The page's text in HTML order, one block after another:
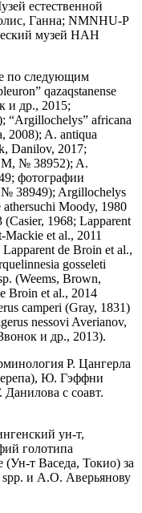
естественной
Ганна; NMNHU-P
музей НАН
по следующим
qazaqstanense
и др., 2015;
“Argillochelys” africana
2008); A. antiqua
Danilov, 2017;
№ 38952); A.
фотографии
38949); Argillochelys
Moody, 1980
1968; Lapparent
et al., 2011
de Broin et al.,
gosseleti
(Weems, Brown,
Broin et al., 2014
camperi (Gray, 1831)
nessovi Averianov,
и др., 2013).
Р. Цангерла
Ю. Гэффни
Данилова с соавт.
ун-т,
голотипа
(Ун-т Васеда, Токио) за
spp. и А.О. Аверьянову